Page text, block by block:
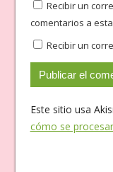
Recibir un
comentarios a
Recibir un
Este sitio usa
cómo se